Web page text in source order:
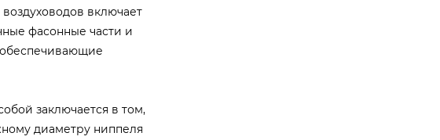
включает
фасонные части и
заключается в том,
диаметру ниппеля